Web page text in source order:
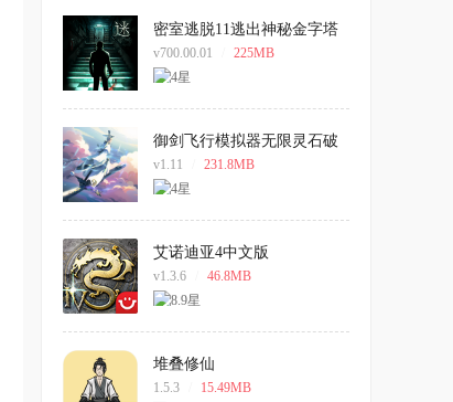
密室逃脱11逃出神秘金字塔
手机版
v700.00.01 225MB
御剑飞行模拟器无限灵石破
解版
v1.11 231.8MB
艾诺迪亚4中文版
v1.3.6 46.8MB
堆叠修仙
1.5.3 15.49MB